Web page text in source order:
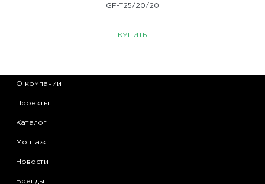
GF-T25/20/20
КУПИТЬ
О компании
Проекты
Каталог
Монтаж
Новости
Бренды